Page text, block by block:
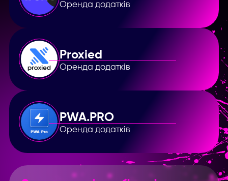
Оренда додатків
Proxied
Оренда додатків
PWA.PRO
Оренда додатків